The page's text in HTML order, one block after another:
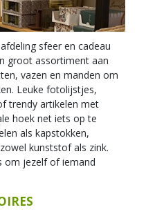
sfeer en cadeau
groot assortiment aan
vazen en manden om
Leuke fotolijstjes,
trendy artikelen met
hoek net iets op te
als kapstokken,
kunststof als zink.
om jezelf of iemand